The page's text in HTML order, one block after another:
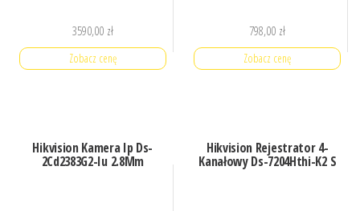
3590,00 zł
Zobacz cenę
798,00 zł
Zobacz cenę
Hikvision Kamera Ip Ds-
2Cd2383G2-Iu 2.8Mm
Hikvision Rejestrator 4-
Kanałowy Ds-7204Hthi-K2 S